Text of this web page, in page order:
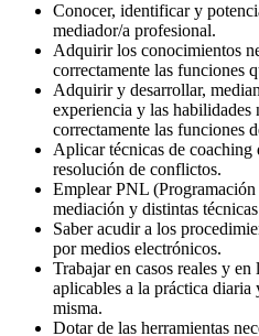
Conocer, identificar y
mediador/a profesional.
Adquirir los conocimientos
correctamente las funciones
Adquirir y desarrollar,
experiencia y las habilidades
correctamente las funciones
Aplicar técnicas de
resolución de conflictos.
Emplear PNL
mediación y distintas
Saber acudir a los
por medios electrónicos.
Trabajar en casos reales y
aplicables a la práctica
misma.
Dotar de las herramientas